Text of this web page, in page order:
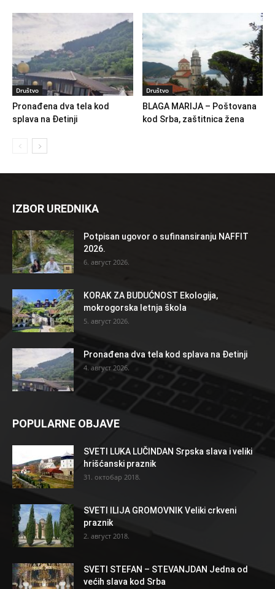
Društvo
Pronađena dva tela kod
splava na Đetinji
Društvo
BLAGA MARIJA – Poštovana
kod Srba, zaštitnica žena
IZBOR UREDNIKA
Potpisan ugovor o sufinansiranju NAFFIT
2026.
6. август 2026.
KORAK ZA BUDUĆNOST Ekologija,
mokrogorska letnja škola
5. август 2026.
Pronađena dva tela kod splava na Đetinji
4. август 2026.
POPULARNE OBJAVE
SVETI LUKA LUČINDAN Srpska slava i veliki
hrišćanski praznik
31. октобар 2018.
SVETI ILIJA GROMOVNIK Veliki crkveni
praznik
2. август 2018.
SVETI STEFAN – STEVANJDAN Jedna od
većih slava kod Srba